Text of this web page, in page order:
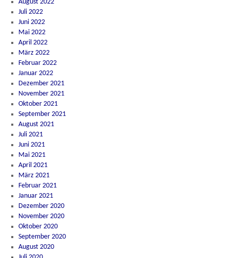
August 2022
Juli 2022
Juni 2022
Mai 2022
April 2022
März 2022
Februar 2022
Januar 2022
Dezember 2021
November 2021
Oktober 2021
September 2021
August 2021
Juli 2021
Juni 2021
Mai 2021
April 2021
März 2021
Februar 2021
Januar 2021
Dezember 2020
November 2020
Oktober 2020
September 2020
August 2020